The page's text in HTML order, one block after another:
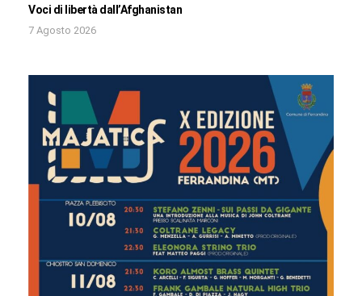
Voci di libertà dall’Afghanistan
7 Agosto 2026